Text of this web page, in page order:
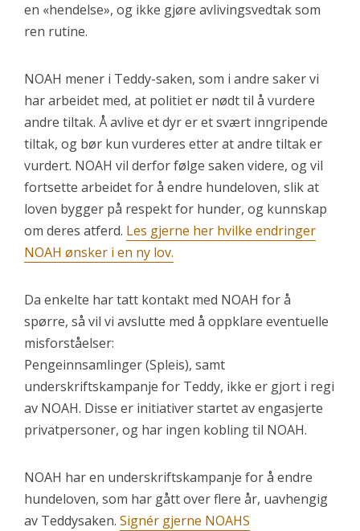
en «hendelse», og ikke gjøre avlivingsvedtak som
ren rutine.
NOAH mener i Teddy-saken, som i andre saker vi
har arbeidet med, at politiet er nødt til å vurdere
andre tiltak. Å avlive et dyr er et svært inngripende
tiltak, og bør kun vurderes etter at andre tiltak er
vurdert. NOAH vil derfor følge saken videre, og vil
fortsette arbeidet for å endre hundeloven, slik at
loven bygger på respekt for hunder, og kunnskap
om deres atferd. Les gjerne her hvilke endringer
NOAH ønsker i en ny lov.
Da enkelte har tatt kontakt med NOAH for å
spørre, så vil vi avslutte med å oppklare eventuelle
misforståelser:
Pengeinnsamlinger (Spleis), samt
underskriftskampanje for Teddy, ikke er gjort i regi
av NOAH. Disse er initiativer startet av engasjerte
privatpersoner, og har ingen kobling til NOAH.
NOAH har en underskriftskampanje for å endre
hundeloven, som har gått over flere år, uavhengig
av Teddysaken. Signér gjerne NOAHS